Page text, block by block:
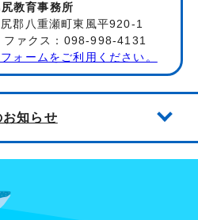
教育事務所
郡八重瀬町東風平920-1
ァクス：098-998-4131
ォームをご利用ください。
知らせ